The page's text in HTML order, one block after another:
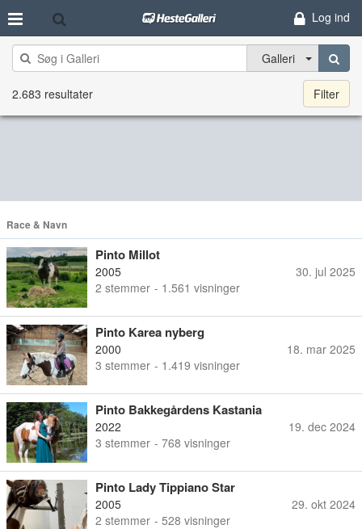
Log ind
Galleri
2.683 resultater Filter
Race & Navn
Pinto Millot
2005
2 stemmer - 1.561 visninger
30. jul 2025
Pinto Karea nyberg
2000
3 stemmer - 1.419 visninger
18. mar 2025
Pinto Bakkegårdens Kastania
2022
3 stemmer - 768 visninger
19. dec 2024
Pinto Lady Tippiano Star
2005
2 stemmer - 528 visninger
29. okt 2024